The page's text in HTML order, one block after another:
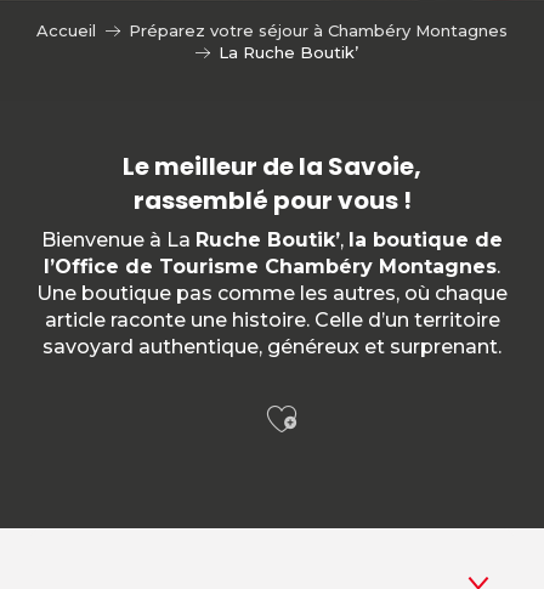
Accueil
Préparez votre séjour à Chambéry Montagnes
La Ruche Boutik’
Le meilleur de la Savoie,
rassemblé pour vous !
Bienvenue à La Ruche Boutik’, la boutique de
l’Office de Tourisme Chambéry Montagnes.
Une boutique pas comme les autres, où chaque
article raconte une histoire. Celle d’un territoire
savoyard authentique, généreux et surprenant.
Ajouter aux